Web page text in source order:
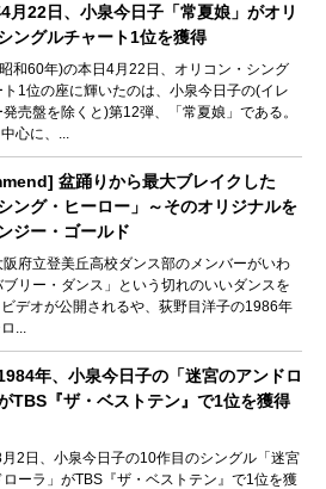
月22日、小泉今日子「常夏娘」がオリ
ングルチャート1位を獲得
和60年)の本日4月22日、オリコン・シング
ト1位の座に輝いたのは、小泉今日子の(イレ
売盤を除くと)第12弾、「常夏娘」である。
心に、...
盆踊りから最大ブレイクした
シング・ヒーロー」～そのオリジナルを
ジー・ゴールド
阪府立登美丘高校ダンス部のメンバーがいわ
リー・ダンス」という切れのいいダンスを
デオが公開されるや、荻野目洋子の1986年
...
年、小泉今日子の「迷宮のアンドロ
TBS『ザ・ベストテン』で1位を獲得
2日、小泉今日子の10作目のシングル「迷宮
ーラ」がTBS『ザ・ベストテン』で1位を獲